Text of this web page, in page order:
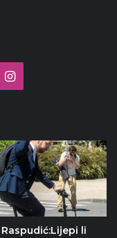
Instagram
li